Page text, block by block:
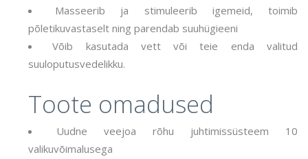
Masseerib ja stimuleerib igemeid, toimib
põletikuvastaselt ning parendab suuhügieeni
Võib kasutada vett või teie enda valitud
suuloputusvedelikku.
Toote omadused
Uudne veejoa rõhu juhtimissüsteem 10
valikuvõimalusega